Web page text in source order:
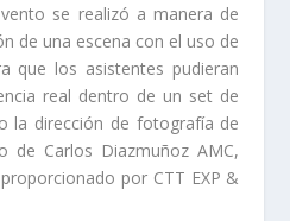
se realizó a manera de
de una escena con el uso de
que los asistentes pudieran
real dentro de un set de
la dirección de fotografía de
de Carlos Diazmuñoz AMC,
por CTT EXP &